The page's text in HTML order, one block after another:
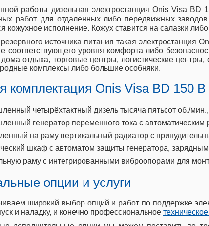
работы дизельная электростанция Onis Visa BD
работ, для отдаленных либо передвижных
кожухное исполнение. Кожух ставится на салазки
источника питания такая электростанция
соответствующего уровня комфорта либо
отдыха, торговые центры, логистические
комплексы либо большие особняки.
комплектация Onis Visa BD 150
четырёхтактный дизель тысяча пятьсот об./
генератор переменного тока с автоматическим
на раму вертикальный радиатор с
шкаф с автоматом защиты генератора,
раму с интегрированными виброопорами для
опции и услуги
широкий выбор опций и работ по поддержке
и наладку, и конечно профессиональное